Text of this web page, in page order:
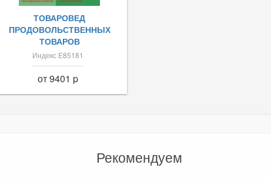
ТОВАРОВЕД
ПРОДОВОЛЬСТВЕННЫХ
ТОВАРОВ
Индекс Е85181
от 9401 p
Рекомендуем